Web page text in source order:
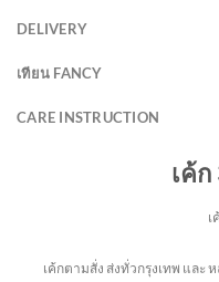
DELIVERY
เทียน FANCY
CARE INSTRUCTION
เค้ก
เ
เค้กตามสั่ง ส่งทั่วกรุงเทพ และ